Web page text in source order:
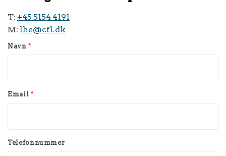
T: +45 5154 4191
M: lhe@cfl.dk
Navn*
Email *
Telefonnummer